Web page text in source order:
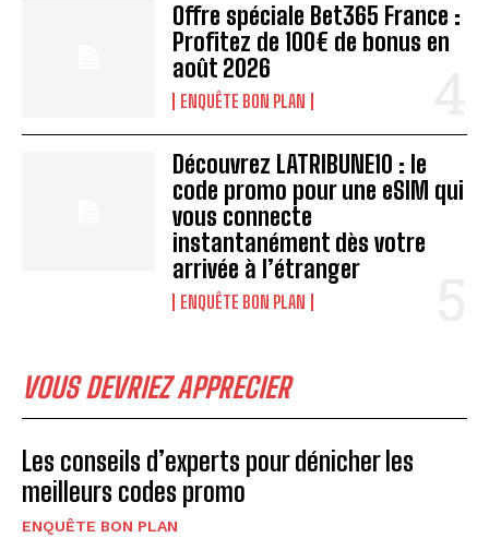
Offre spéciale Bet365 France :
Profitez de 100€ de bonus en
août 2026
ENQUÊTE BON PLAN
Découvrez LATRIBUNE10 : le
code promo pour une eSIM qui
vous connecte
instantanément dès votre
arrivée à l’étranger
ENQUÊTE BON PLAN
VOUS DEVRIEZ APPRECIER
Les conseils d’experts pour dénicher les
meilleurs codes promo
ENQUÊTE BON PLAN